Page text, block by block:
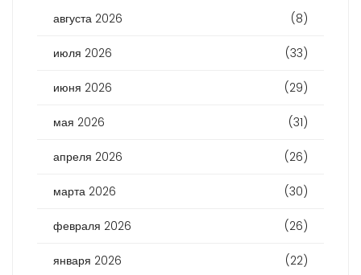
августа 2026 (8)
июля 2026 (33)
июня 2026 (29)
мая 2026 (31)
апреля 2026 (26)
марта 2026 (30)
февраля 2026 (26)
января 2026 (22)